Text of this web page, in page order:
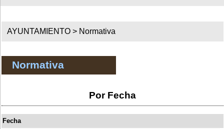
AYUNTAMIENTO > Normativa
Normativa
Por Fecha
Fecha